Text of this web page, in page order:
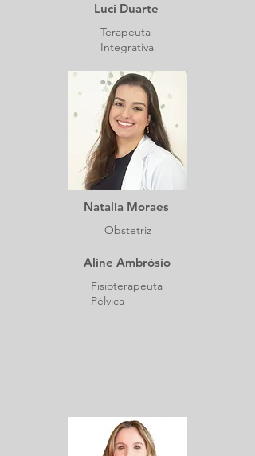
Luci Duarte
Terapeuta
Integrativa
Natalia Moraes
Obstetriz
Aline Ambrósio
Fisioterapeuta
Pélvica